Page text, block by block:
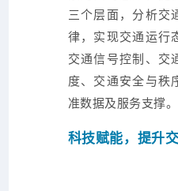
三个层面，分析交
律，实现交通运行
交通信号控制、交
度、交通安全与秩
准数据及服务支撑。
科技赋能，提升